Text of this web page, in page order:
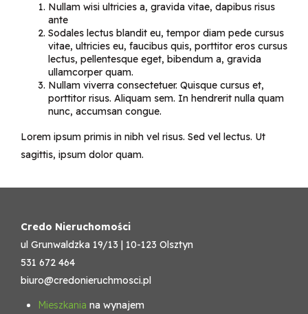
Nullam wisi ultricies a, gravida vitae, dapibus risus
ante
Sodales lectus blandit eu, tempor diam pede cursus
vitae, ultricies eu, faucibus quis, porttitor eros cursus
lectus, pellentesque eget, bibendum a, gravida
ullamcorper quam.
Nullam viverra consectetuer. Quisque cursus et,
porttitor risus. Aliquam sem. In hendrerit nulla quam
nunc, accumsan congue.
Lorem ipsum primis in nibh vel risus. Sed vel lectus. Ut
sagittis, ipsum dolor quam.
Credo Nieruchomości
ul Grunwaldzka 19/13 | 10-123 Olsztyn
531 672 464
biuro@credonieruchmosci.pl
Mieszkania na wynajem